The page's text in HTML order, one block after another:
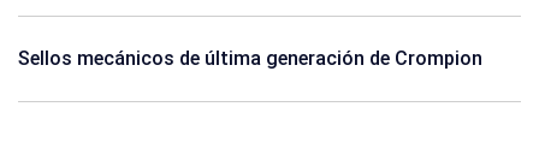
Sellos mecánicos de última generación de Crompion